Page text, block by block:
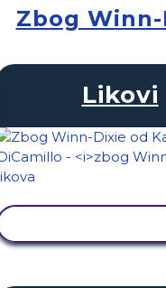
Zbog
Likovi